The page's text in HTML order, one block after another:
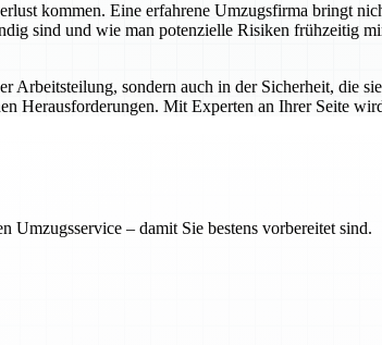
kommen. Eine erfahrene Umzugsfirma bringt
sind und wie man potenzielle Risiken frühzeitig
sondern auch in der Sicherheit, die
Herausforderungen. Mit Experten an Ihrer Seite
Umzugsservice – damit Sie bestens vorbereitet sind.